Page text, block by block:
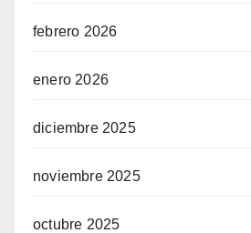
febrero 2026
enero 2026
diciembre 2025
noviembre 2025
octubre 2025